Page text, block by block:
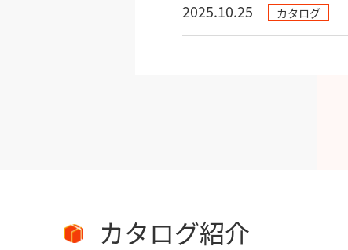
2025.10.25 カタログ
カタログ紹介